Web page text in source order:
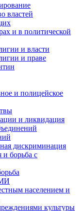
властей
и в политической
и власти
и праве
и полицейское
и ликвидация
дискриминация
борьба с
населением и
культуры